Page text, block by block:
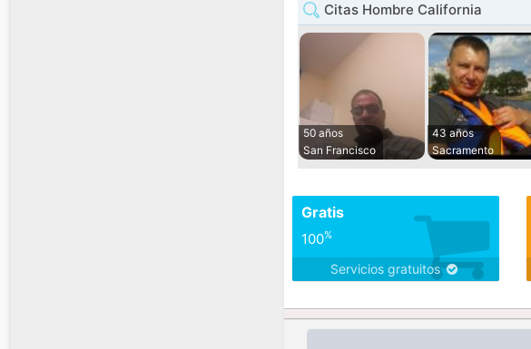
Citas Hombre California
50 años
San Francisco
43 años
Sacramento
Gratis
100%
Servicios gratuitos